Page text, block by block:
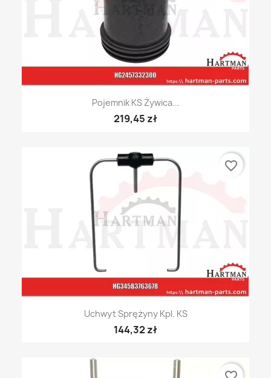
Pojemnik KS Żywica...
219,45 zł
Uchwyt Sprężyny Kpl. KS
144,32 zł
favorite_border